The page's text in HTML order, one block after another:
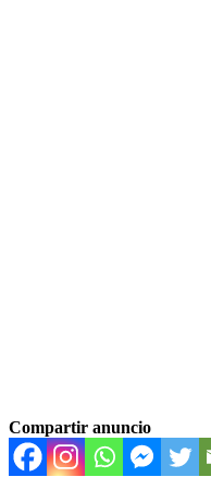
Compartir anuncio